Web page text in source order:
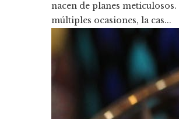
nacen de planes meticulosos.
múltiples ocasiones, la cas...